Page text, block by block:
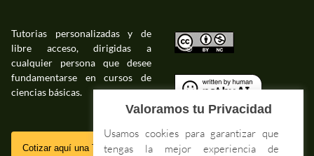
Tutorias personalizadas y de
libre acceso, dirigidas a
cualquier persona que desee
fundamentarse en cursos de
ciencias básicas.
Cotizar aquí una Tutoria Web
©
©
SSL
Valoramos tu Privacidad
Usamos cookies para garantizar que
tengas la mejor experiencia de